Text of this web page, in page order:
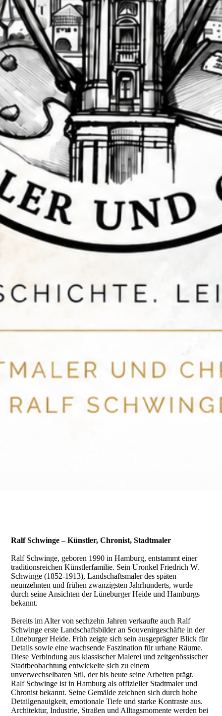
Ralf Schwinge – Künstler, Chronist, Stadtmaler
Ralf Schwinge, geboren 1990 in Hamburg, entstammt einer
traditionsreichen Künstlerfamilie. Sein Uronkel Friedrich W.
Schwinge (1852-1913), Landschaftsmaler des späten
neunzehnten und frühen zwanzigsten Jahrhunderts, wurde
durch seine Ansichten der Lüneburger Heide und Hamburgs
bekannt.
Bereits im Alter von sechzehn Jahren verkaufte auch Ralf
Schwinge erste Landschaftsbilder an Souvenirgeschäfte in der
Lüneburger Heide. Früh zeigte sich sein ausgeprägter Blick für
Details sowie eine wachsende Faszination für urbane Räume.
Diese Verbindung aus klassischer Malerei und zeitgenössischer
Stadtbeobachtung entwickelte sich zu einem
unverwechselbaren Stil, der bis heute seine Arbeiten prägt.
Ralf Schwinge ist in Hamburg als offizieller Stadtmaler und
Chronist bekannt. Seine Gemälde zeichnen sich durch hohe
Detailgenauigkeit, emotionale Tiefe und starke Kontraste aus.
Architektur, Industrie, Straßen und Alltagsmomente werden bei